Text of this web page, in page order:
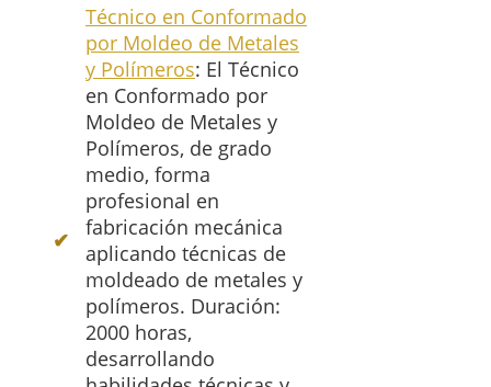
Técnico en Conformado
por Moldeo de Metales
y Polímeros: El Técnico
en Conformado por
Moldeo de Metales y
Polímeros, de grado
medio, forma
profesional en
fabricación mecánica
aplicando técnicas de
moldeado de metales y
polímeros. Duración:
2000 horas,
desarrollando